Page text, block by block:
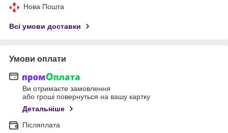
Нова Пошта
Всі умови доставки
Умови оплати
Ви отримаєте замовлення
або гроші повернуться на вашу картку
Детальніше
Післяплата